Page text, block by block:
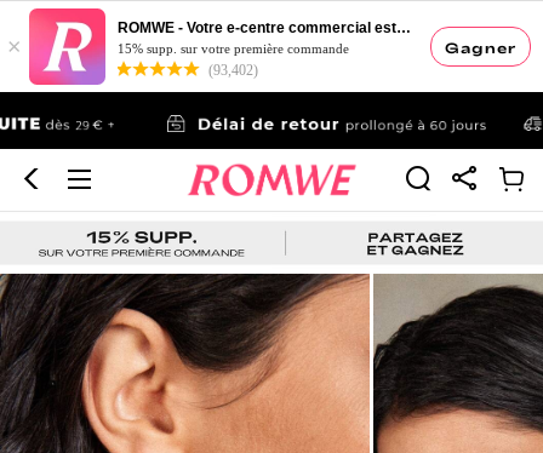
Gagner
×
ROMWE - Votre e-centre commercial esthétique
15% supp. sur votre première commande
(93,402)